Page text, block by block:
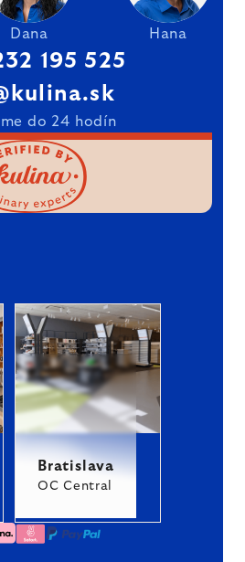
Dana Hana
195 525
do 24 hodín
Bratislava
OC Central